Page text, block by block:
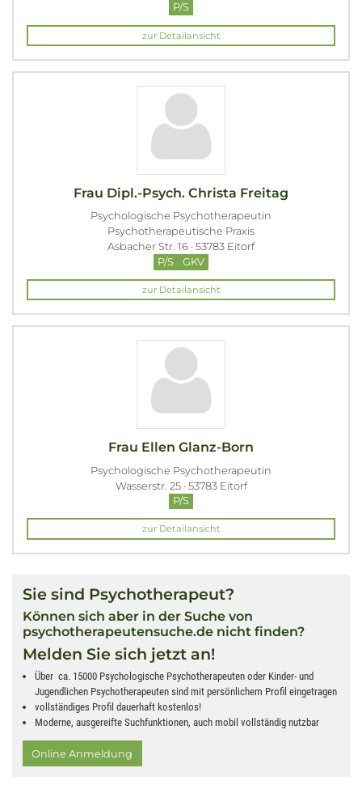
P/S
zur Detailansicht
Frau Dipl.-Psych. Christa Freitag
Psychologische Psychotherapeutin
Psychotherapeutische Praxis
Asbacher Str. 16 · 53783 Eitorf
P/S
GKV
zur Detailansicht
Frau Ellen Glanz-Born
Psychologische Psychotherapeutin
Wasserstr. 25 · 53783 Eitorf
P/S
zur Detailansicht
Sie sind Psychotherapeut?
Können sich aber in der Suche von
psychotherapeutensuche.de nicht finden?
Melden Sie sich jetzt an!
Über ca. 15000 Psychologische Psychotherapeuten oder Kinder- und
Jugendlichen Psychotherapeuten sind mit persönlichem Profil eingetragen
vollständiges Profil dauerhaft kostenlos!
Moderne, ausgereifte Suchfunktionen, auch mobil vollständig nutzbar
Online Anmeldung